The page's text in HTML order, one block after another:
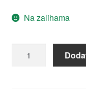
Na zalihama
magnetna